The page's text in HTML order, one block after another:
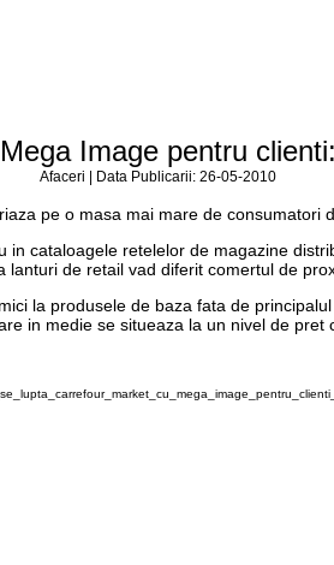
Image pentru
Afaceri | Data Publicarii: 26-05-2010
pe o masa mai mare de consumatori
cataloagele retelelor de magazine
de retail vad diferit comertul de
la produsele de baza fata de
in medie se situeaza la un nivel de pret